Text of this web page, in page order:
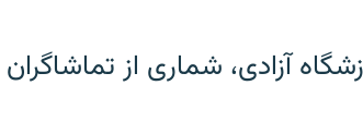
آزادی، شماری از